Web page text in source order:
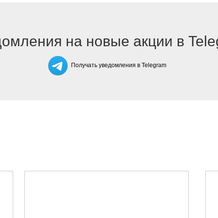
на новые акции в
Получать уведомления в Telegram